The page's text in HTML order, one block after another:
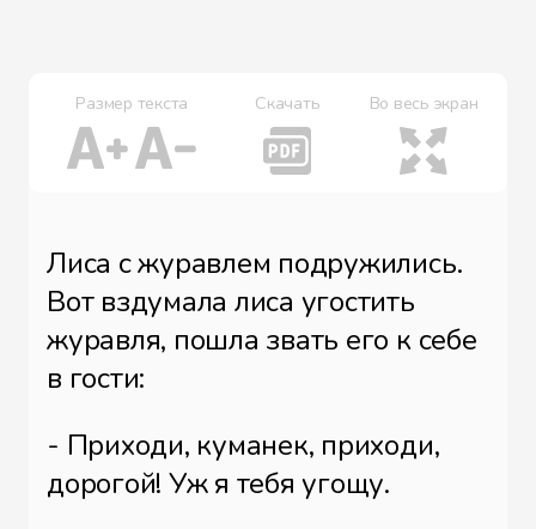
Размер текста Скачать Во весь экран
Лиса с журавлем подружились.
Вот вздумала лиса угостить
журавля, пошла звать его к себе
в гости:
- Приходи, куманек, приходи,
дорогой! Уж я тебя угощу.